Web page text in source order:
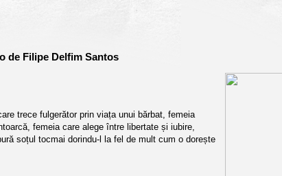
de Filipe Delfim Santos
trece fulgerător prin viața unui bărbat, femeia
femeia care alege între libertate și iubire,
soțul tocmai dorindu‑l la fel de mult cum o dorește